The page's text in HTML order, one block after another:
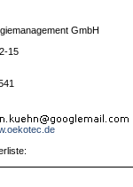
GmbH
15